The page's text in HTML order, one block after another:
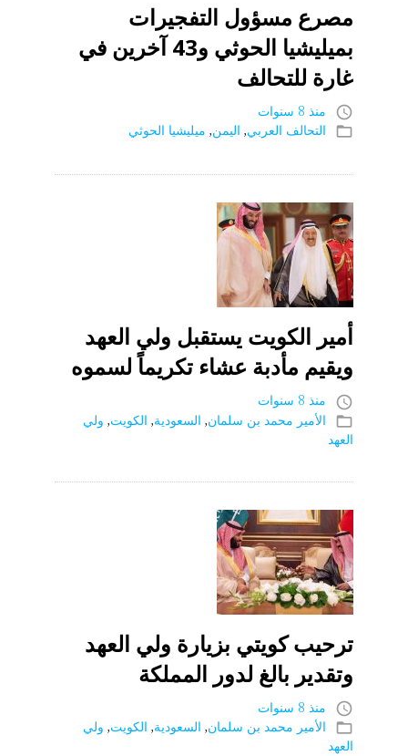
مصرع مسؤول التفجيرات
بميليشيا الحوثي و43 آخرين في
غارة للتحالف
access_time منذ 8 سنوات
folder_open التحالف العربي, اليمن, ميليشيا الحوثي
أمير الكويت يستقبل ولي العهد
ويقيم مأدبة عشاء تكريماً لسموه
access_time منذ 8 سنوات
folder_open الأمير محمد بن سلمان, السعودية, الكويت, ولي
العهد
ترحيب كويتي بزيارة ولي العهد
وتقدير بالغ لدور المملكة
access_time منذ 8 سنوات
folder_open الأمير محمد بن سلمان, السعودية, الكويت, ولي
العهد